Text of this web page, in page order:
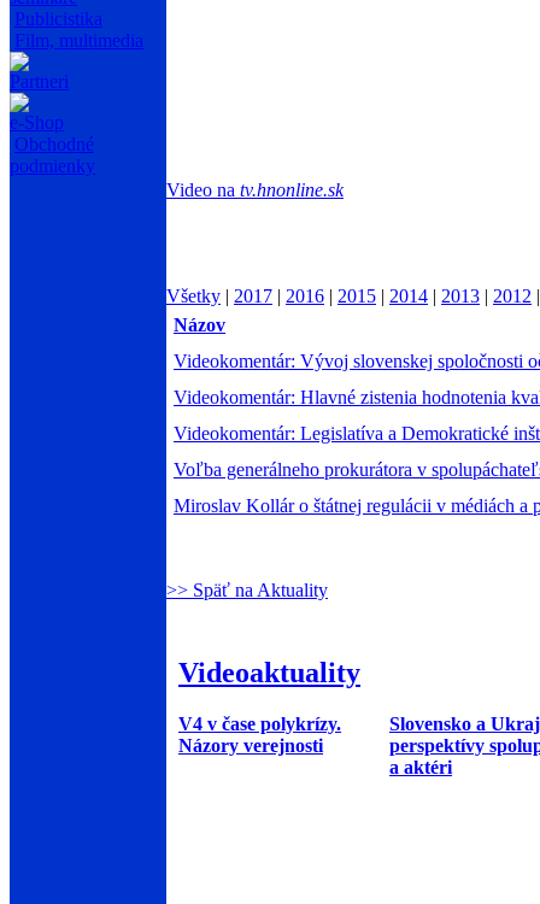
Publicistika
Film, multimedia
Partneri
e-Shop
Obchodné
podmienky
Video na tv.hnonline.sk
Všetky | 2017 | 2016 | 2015 | 2014 | 2013 | 2012
Názov
Videokomentár: Vývoj slovenskej spoločnosti
Videokomentár: Hlavné zistenia hodnotenia
Videokomentár: Legislatíva a Demokratické
Voľba generálneho prokurátora v
Miroslav Kollár o štátnej regulácii v médiách a
>> Späť na Aktuality
Videoaktuality
V4 v čase polykrízy.
Názory verejnosti
Slovensko a
perspektívy
a aktéri